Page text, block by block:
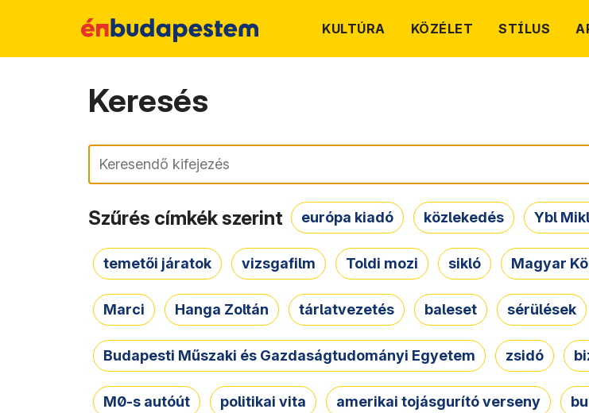
KULTÚRA KÖZÉLET STÍLUS
Keresés
Keresés
Szűrés címkék szerint európa kiadó közlekedés Ybl
temetői járatok vizsgafilm Toldi mozi sikló Magyar
Marci Hanga Zoltán tárlatvezetés baleset sérülések
Budapesti Műszaki és Gazdaságtudományi Egyetem zsidó
M0-s autóút politikai vita amerikai tojásgurító verseny